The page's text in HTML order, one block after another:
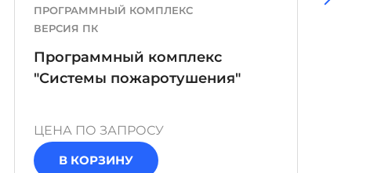
ПРОГРАММНЫЙ КОМПЛЕКС
ВЕРСИЯ ПК
Программный комплекс
"Системы пожаротушения"
ЦЕНА ПО ЗАПРОСУ
В КОРЗИНУ